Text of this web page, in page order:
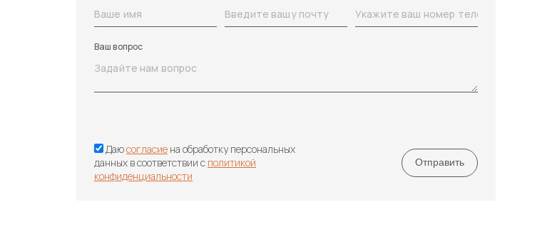
Ваш вопрос
Даюсогласие на обработку персональных
данных в соответствии с политикой
конфиденциальности